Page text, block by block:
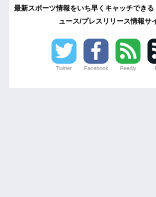
最新スポーツ情報をいち早くキャッチでき
ュース/プレスリリース情報サ
Twitter Facebook Feedly